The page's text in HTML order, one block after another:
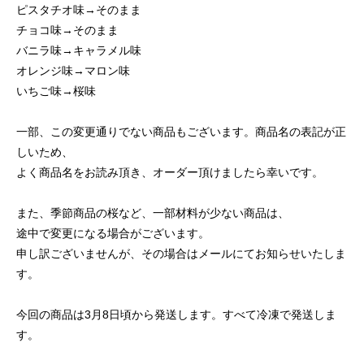
ピスタチオ味→そのまま
チョコ味→そのまま
バニラ味→キャラメル味
オレンジ味→マロン味
いちご味→桜味
一部、この変更通りでない商品もございます。商品名の表記が正
しいため、
よく商品名をお読み頂き、オーダー頂けましたら幸いです。
また、季節商品の桜など、一部材料が少ない商品は、
途中で変更になる場合がございます。
申し訳ございませんが、その場合はメールにてお知らせいたしま
す。
今回の商品は3月8日頃から発送します。すべて冷凍で発送しま
す。